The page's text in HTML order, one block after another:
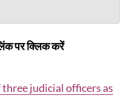
पर क्लिक करें
judicial officers as